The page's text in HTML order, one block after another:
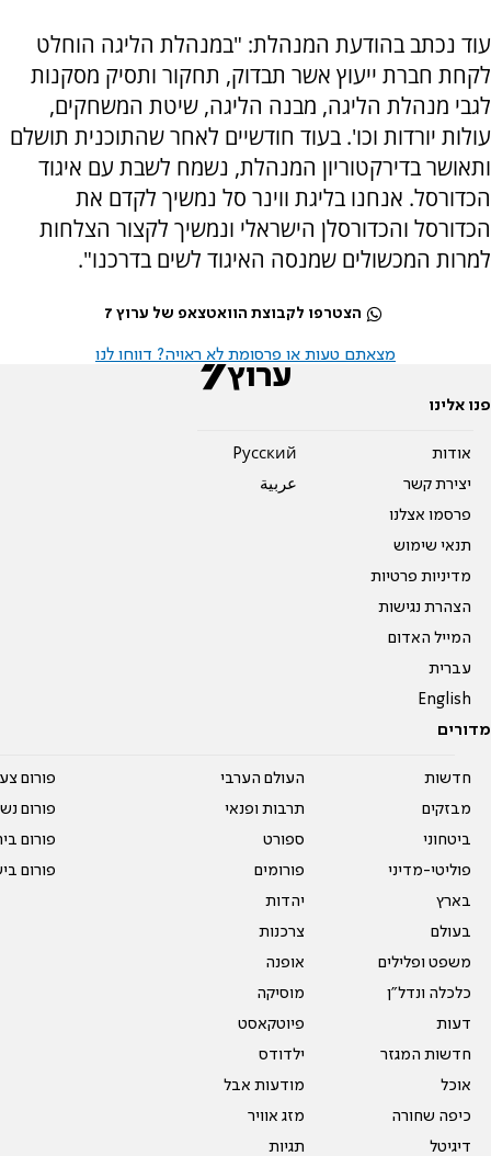
עוד נכתב בהודעת המנהלת: "במנהלת הליגה הוחלט
לקחת חברת ייעוץ אשר תבדוק, תחקור ותסיק מסקנות
לגבי מנהלת הליגה, מבנה הליגה, שיטת המשחקים,
עולות יורדות וכו'. בעוד חודשיים לאחר שהתוכנית תושלם
ותאושר בדירקטוריון המנהלת, נשמח לשבת עם איגוד
הכדורסל. אנחנו בליגת ווינר סל נמשיך לקדם את
הכדורסל והכדורסלן הישראלי ונמשיך לקצור הצלחות
למרות המכשולים שמנסה האיגוד לשים בדרכנו".
הצטרפו לקבוצת הוואטצאפ של ערוץ 7
מצאתם טעות או פרסומת לא ראויה? דווחו לנו
פנו אלינו
אודות
יצירת קשר
פרסמו אצלנו
תנאי שימוש
מדיניות פרטיות
הצהרת נגישות
המייל האדום
עברית
English
Pусский
عربية
מדורים
חדשות
מבזקים
ביטחוני
פוליטי-מדיני
בארץ
בעולם
משפט ופלילים
כלכלה ונדל"ן
דעות
חדשות המגזר
אוכל
כיפה שחורה
דיגיטל
העולם הערבי
תרבות ופנאי
ספורט
פורומים
יהדות
צרכנות
אופנה
מוסיקה
פיוטקאסט
ילדודס
מודעות אבל
מזג אוויר
תגיות
פורום
פורום
פורום
פורום